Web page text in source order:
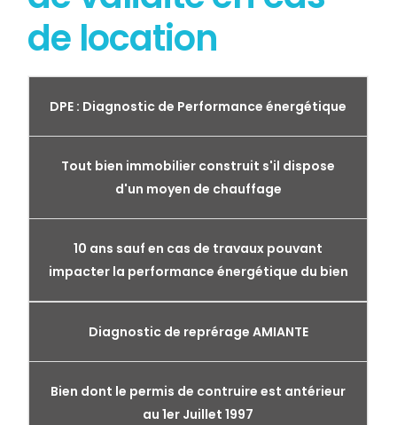
de location
DPE : Diagnostic de Performance énergétique
Tout bien immobilier construit s'il dispose
d'un moyen de chauffage
10 ans sauf en cas de travaux pouvant
impacter la performance énergétique du bien
Diagnostic de reprérage AMIANTE
Bien dont le permis de contruire est antérieur
au 1er Juillet 1997